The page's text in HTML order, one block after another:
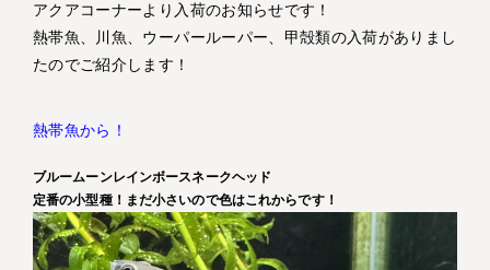
アクアコーナーより入荷のお知らせです！
熱帯魚、川魚、ウーパールーパー、甲殻類の入荷がありまし
たのでご紹介します！
熱帯魚から！
ブルームーンレインボースネークヘッド
定番の小型種！まだ小さいので色はこれからです！